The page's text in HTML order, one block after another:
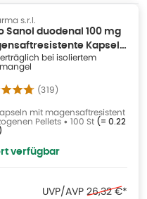
s.r.l.
Sanol duodenal 100 mg
Kapseln
bei isoliertem
(319)
mit magensaftresistent
Pellets• 100 St (= 0.22
)
verfügbar
UVP/AVP Ehemaliger
26,32 €*